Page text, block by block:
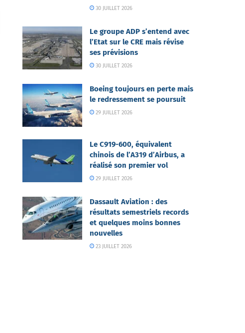
30 JUILLET 2026
Le groupe ADP s’entend avec
l’Etat sur le CRE mais révise
ses prévisions
30 JUILLET 2026
Boeing toujours en perte mais
le redressement se poursuit
29 JUILLET 2026
Le C919-600, équivalent
chinois de l’A319 d’Airbus, a
réalisé son premier vol
29 JUILLET 2026
Dassault Aviation : des
résultats semestriels records
et quelques moins bonnes
nouvelles
23 JUILLET 2026